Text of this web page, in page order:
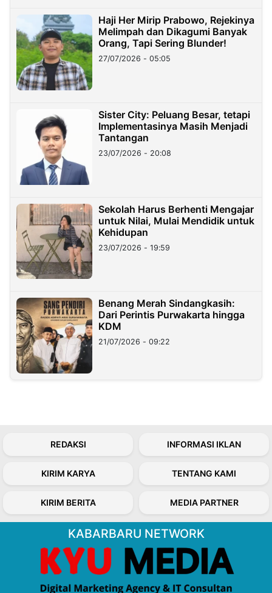
Haji Her Mirip Prabowo, Rejekinya
Melimpah dan Dikagumi Banyak
Orang, Tapi Sering Blunder!
27/07/2026 - 05:05
Sister City: Peluang Besar, tetapi
Implementasinya Masih Menjadi
Tantangan
23/07/2026 - 20:08
Sekolah Harus Berhenti Mengajar
untuk Nilai, Mulai Mendidik untuk
Kehidupan
23/07/2026 - 19:59
Benang Merah Sindangkasih:
Dari Perintis Purwakarta hingga
KDM
21/07/2026 - 09:22
REDAKSI INFORMASI IKLAN
KIRIM KARYA TENTANG KAMI
KIRIM BERITA MEDIA PARTNER
KABARBARU NETWORK